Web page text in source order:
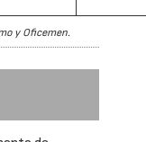
y Oficemen.